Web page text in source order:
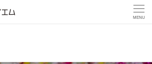
MENU